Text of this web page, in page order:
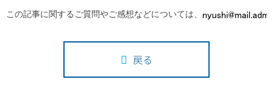
この記事に関するご質問やご感想などについては、
戻る